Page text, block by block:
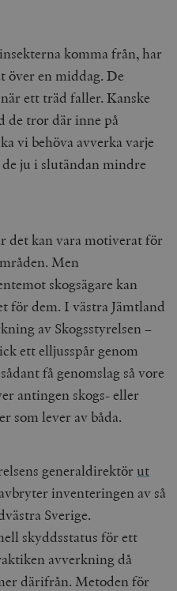
komma från, har
över en middag. De
ett träd faller. Kanske
de tror där inne på
vi behöva avverka varje
ju i slutändan mindre
det kan vara motiverat för
Men
skogsägare kan
för dem. I västra Jämtland
av Skogsstyrelsen –
ett elljusspår genom
få genomslag så vore
antingen skogs- eller
som lever av båda.
generaldirektör ut
inventeringen av så
Sverige.
skyddsstatus för ett
avverkning då
därifrån. Metoden för